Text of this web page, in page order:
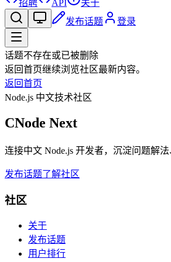
招聘 API
关于
发布话题
登录
话题不存在或已被删除
返回首页继续浏览社区最新内容。
返回首页
Node.js 中文技术社区
CNode Next
连接中文 Node.js 开发者，沉淀问题解
发布话题了解社区
社区
关于
发布话题
用户排行